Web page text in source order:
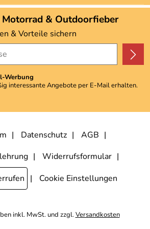
(3.493)
& Outdoorfieber
& Vorteile sichern
Werbung
interessante Angebote per E-Mail erhalten.
wird nicht an andere Unternehmen
Zwecken wird in anonymer Form
Wirkung für die Zukunft widerrufen, indem ich
am Ende des Newsletters anklicke. Die
Datenschutz
AGB
Widerrufsformular
Cookie Einstellungen
inkl. MwSt. und zzgl.Versandkosten